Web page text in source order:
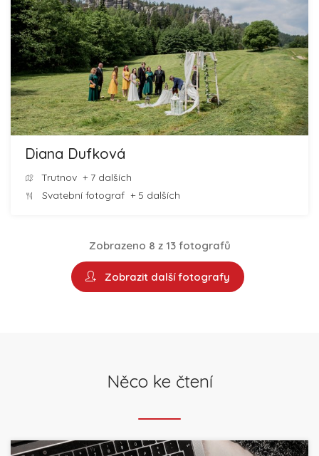
Diana Dufková
Trutnov + 7 dalších
Svatební fotograf + 5 dalších
Zobrazeno 8 z 13 fotografů
Zobrazit další fotografy
Něco ke čtení